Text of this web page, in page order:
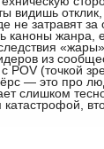
видишь
не затравят
каноны жанра,
из
POV (точкой
— это про
слишком
катастрофой,